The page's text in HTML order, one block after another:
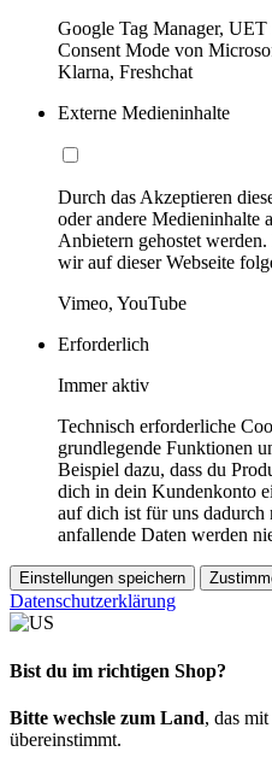
Google Tag Manager,
Consent Mode von
Klarna, Freshchat
Externe Medieninhalte
Durch das Akzeptieren
oder andere Medieninhalte
Anbietern gehostet
wir auf dieser Webseite
Vimeo, YouTube
Erforderlich
Immer aktiv
Technisch erforderliche
grundlegende Funktionen
Beispiel dazu, dass du
dich in dein Kundenkonto
auf dich ist für uns
anfallende Daten werden
Einstellungen speichern
Datenschutzerklärung
Bist du im richtigen Shop?
Bitte wechsle zum Land, das
übereinstimmt.